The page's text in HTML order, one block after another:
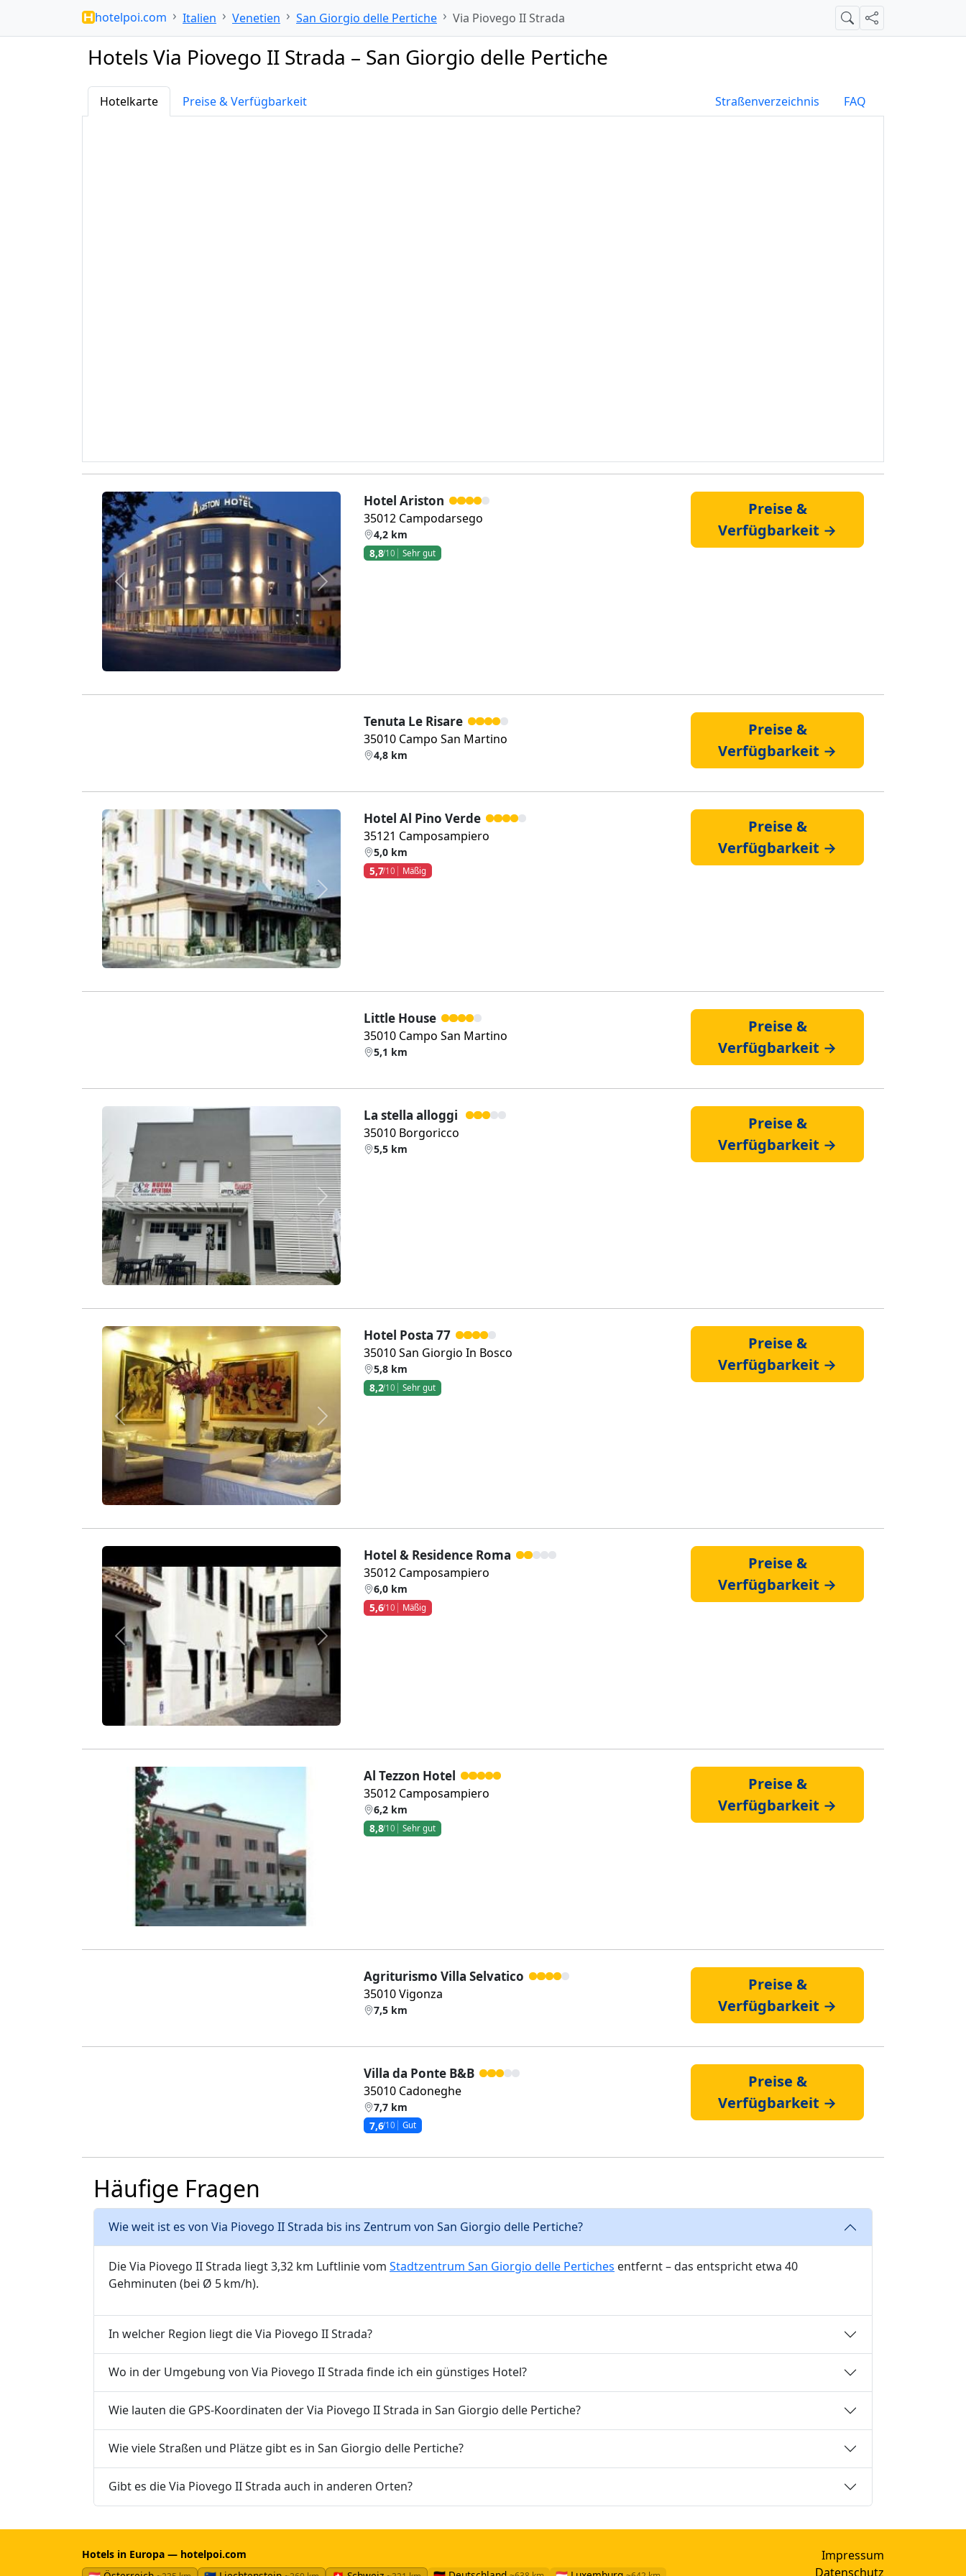
hotelpoi.com Italien Venetien San Giorgio delle Pertiche Via Piovego II Strada SucheTeilen
Hotels Via Piovego II Strada – San Giorgio delle Pertiche
Hotelkarte Preise & Verfügbarkeit Straßenverzeichnis FAQ
Zurück Weiter
Hotel Ariston
35012 Campodarsego
4,2 km
8,8/10 Sehr gut
Preise &
Verfügbarkeit →
Tenuta Le Risare
35010 Campo San Martino
4,8 km
Preise &
Verfügbarkeit →
Zurück Weiter
Hotel Al Pino Verde
35121 Camposampiero
5,0 km
5,7/10 Mäßig
Preise &
Verfügbarkeit →
Little House
35010 Campo San Martino
5,1 km
Preise &
Verfügbarkeit →
Zurück Weiter
La stella alloggi
35010 Borgoricco
5,5 km
Preise &
Verfügbarkeit →
Zurück Weiter
Hotel Posta 77
35010 San Giorgio In Bosco
5,8 km
8,2/10 Sehr gut
Preise &
Verfügbarkeit →
Zurück Weiter
Hotel & Residence Roma
35012 Camposampiero
6,0 km
5,6/10 Mäßig
Preise &
Verfügbarkeit →
Zurück
Al Tezzon Hotel
35012 Camposampiero
6,2 km
8,8/10 Sehr gut
Preise &
Verfügbarkeit →
Agriturismo Villa Selvatico
35010 Vigonza
7,5 km
Preise &
Verfügbarkeit →
Villa da Ponte B&B
35010 Cadoneghe
7,7 km
7,6/10 Gut
Preise &
Verfügbarkeit →
Häufige Fragen
Wie weit ist es von Via Piovego II Strada bis ins Zentrum von San Giorgio delle Pertiche?
Die Via Piovego II Strada liegt 3,32 km Luftlinie vom Stadtzentrum San Giorgio delle Pertiches entfernt – das entspricht etwa 40
Gehminuten (bei Ø 5 km/h).
In welcher Region liegt die Via Piovego II Strada?
Wo in der Umgebung von Via Piovego II Strada finde ich ein günstiges Hotel?
Wie lauten die GPS-Koordinaten der Via Piovego II Strada in San Giorgio delle Pertiche?
Wie viele Straßen und Plätze gibt es in San Giorgio delle Pertiche?
Gibt es die Via Piovego II Strada auch in anderen Orten?
Hotels in Europa — hotelpoi.com
Impressum
Datenschutz